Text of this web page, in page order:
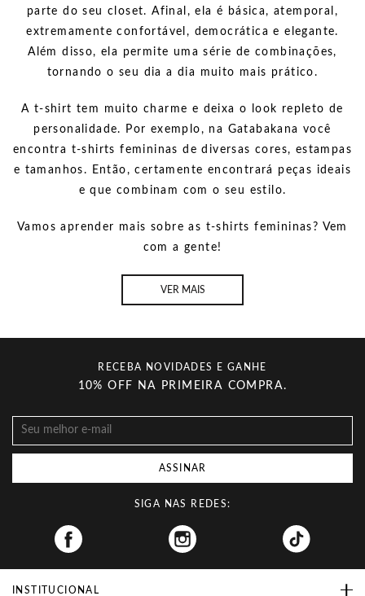
parte do seu closet. Afinal, ela é básica, atemporal,
extremamente confortável, democrática e elegante.
Além disso, ela permite uma série de combinações,
tornando o seu dia a dia muito mais prático.
A t-shirt tem muito charme e deixa o look repleto de
personalidade. Por exemplo, na Gatabakana você
encontra t-shirts femininas de diversas cores, estampas
e tamanhos. Então, certamente encontrará peças ideais
e que combinam com o seu estilo.
Vamos aprender mais sobre as t-shirts femininas? Vem
com a gente!
VER MAIS
RECEBA NOVIDADES E GANHE
10% OFF NA PRIMEIRA COMPRA.
ASSINAR
SIGA NAS REDES:
Facebook
INSTITUCIONAL